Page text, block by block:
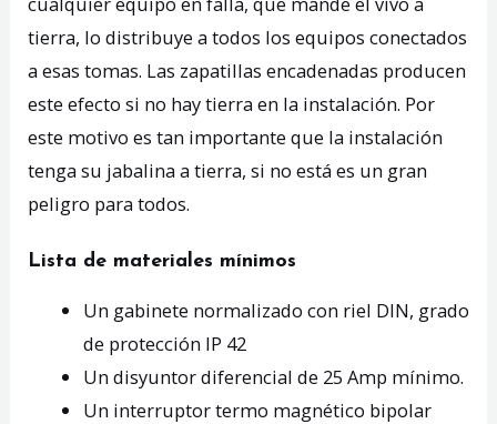
tierra, lo distribuye a todos los equipos conectados
a esas tomas. Las zapatillas encadenadas producen
este efecto si no hay tierra en la instalación. Por
este motivo es tan importanteque la instalación
tenga su jabalina a tierra, si no está es un gran
peligro para todos.
Lista de materiales mínimos
Un gabinete normalizado con riel DIN, grado
de protección IP 42
Un disyuntor diferencial de 25 Amp mínimo.
Un interruptor termo magnético bipolar